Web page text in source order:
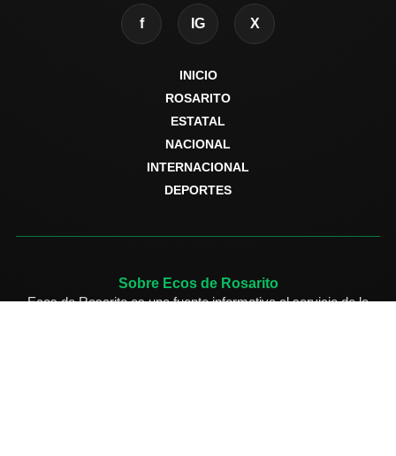
f IG X
INICIO
ROSARITO
ESTATAL
NACIONAL
INTERNACIONAL
DEPORTES
Sobre Ecos de Rosarito
Ecos de Rosarito es una fuente informativa al servicio de la